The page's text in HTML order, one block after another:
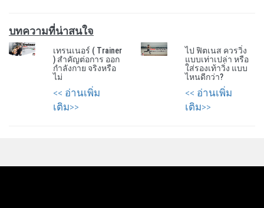
บทความที่น่าสนใจ
เทรนเนอร์ ( Trainer
) สำคัญต่อการ ออก
กำลังกาย จริงหรือ
ไม่
<< อ่านเพิ่ม
เติม>>
ไป ฟิตเนส ควรวิ่ง
แบบเท่าเปล่า หรือ
ใส่รองเท้าวิ่ง แบบ
ไหนดีกว่า?
<< อ่านเพิ่ม
เติม>>